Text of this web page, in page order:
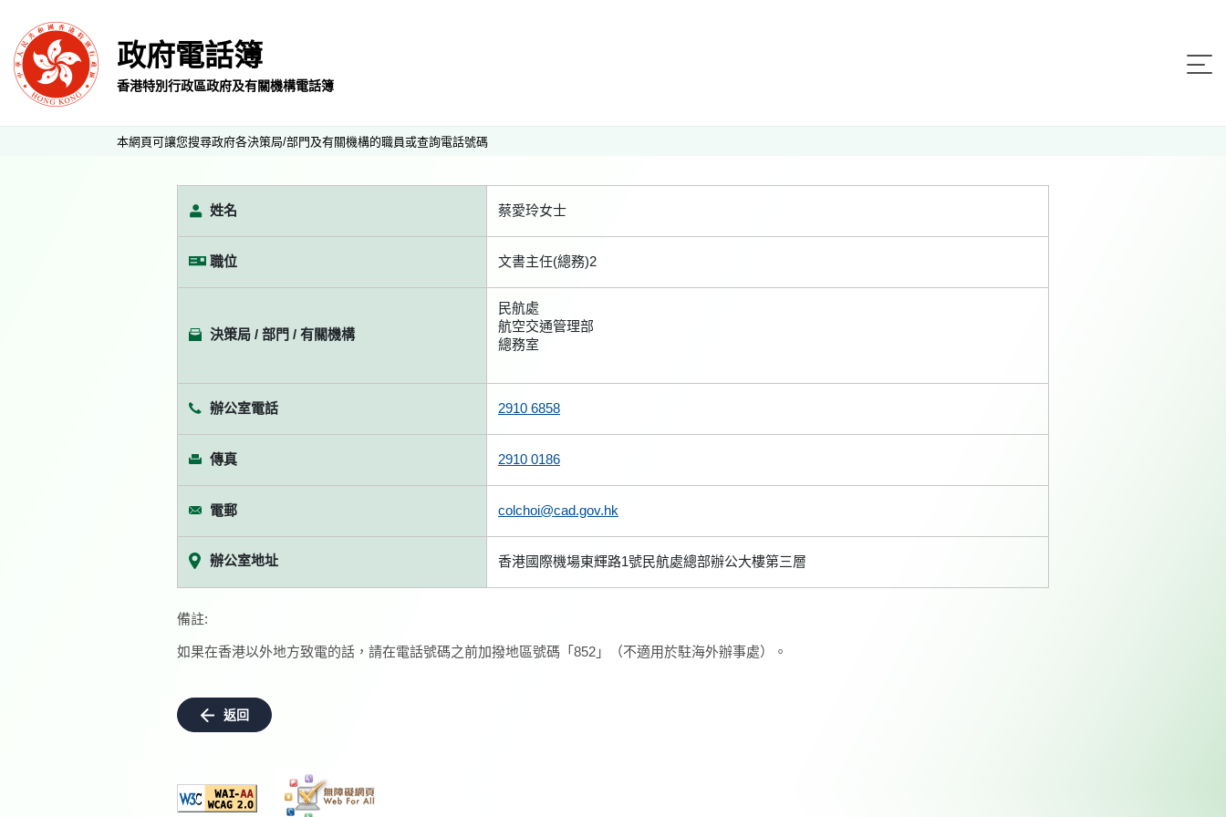
政府電話簿
香港特別行政區政府及有關機構電話簿
本網頁可讓您搜尋政府各決策局/部門及有關機構的職員或查詢電話號碼
姓名 蔡愛玲女士
職位 文書主任(總務)2
決策局 / 部門 / 有關機構
民航處
航空交通管理部
總務室
辦公室電話 2910 6858
傳真 2910 0186
電郵 colchoi@cad.gov.hk
辦公室地址 香港國際機場東輝路1號民航處總部辦公大樓第三層
備註:
如果在香港以外地方致電的話，請在電話號碼之前加撥地區號碼「852」（不適用於駐海外辦事處）。
返回